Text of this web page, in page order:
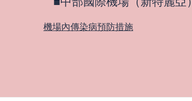
機場內傳染病預防措施